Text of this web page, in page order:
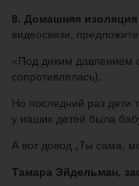
8. Домашняя
видеосвязи,
«Под диким давлением
сопротивлялась).
Но последний раз дети
у наших детей была
А вот довод „Ты сама,
Тамара Эйдельман,